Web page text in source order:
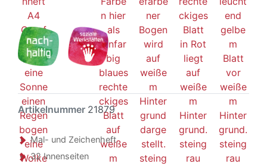
Artikelnummer 21879
Mal- und Zeichenheft
32 Innenseiten